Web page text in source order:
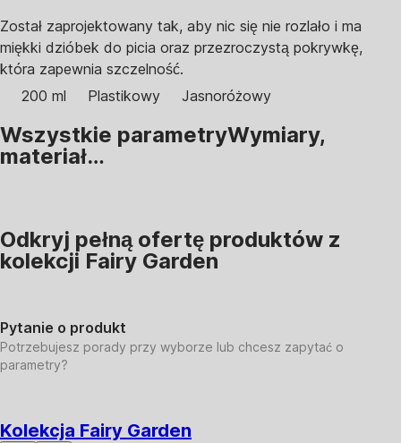
Został zaprojektowany tak, aby nic się nie rozlało i ma
miękki dzióbek do picia oraz przezroczystą pokrywkę,
która zapewnia szczelność.
200 ml
Plastikowy Jasnoróżowy
Wszystkie parametryWymiary,
materiał…
Odkryj pełną ofertę produktów z
kolekcji Fairy Garden
Pytanie o produkt
Potrzebujesz porady przy wyborze lub chcesz zapytać o
parametry?
Kolekcja Fairy Garden